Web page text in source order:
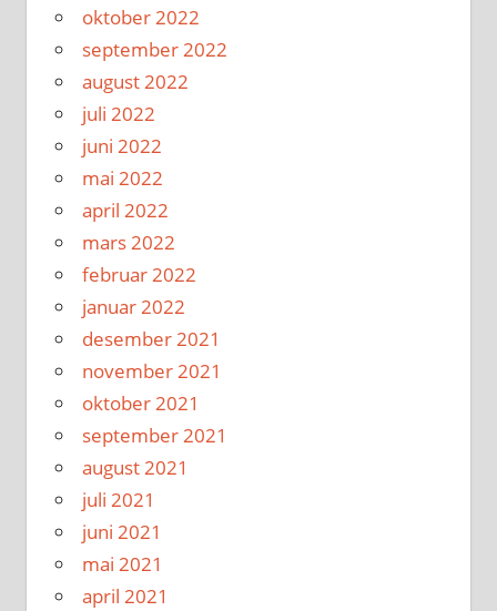
oktober 2022
september 2022
august 2022
juli 2022
juni 2022
mai 2022
april 2022
mars 2022
februar 2022
januar 2022
desember 2021
november 2021
oktober 2021
september 2021
august 2021
juli 2021
juni 2021
mai 2021
april 2021